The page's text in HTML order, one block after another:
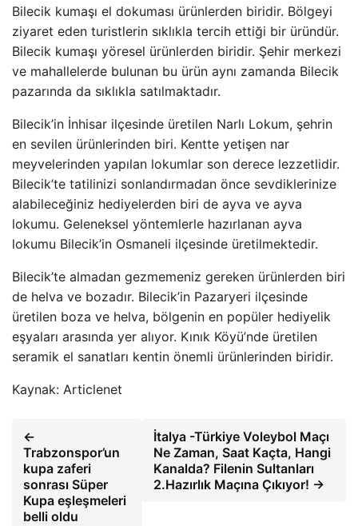
Bilecik kumaşı el dokuması ürünlerden biridir. Bölgeyi
ziyaret eden turistlerin sıklıkla tercih ettiği bir üründür.
Bilecik kumaşı yöresel ürünlerden biridir. Şehir merkezi
ve mahallelerde bulunan bu ürün aynı zamanda Bilecik
pazarında da sıklıkla satılmaktadır.
Bilecik’in İnhisar ilçesinde üretilen Narlı Lokum, şehrin
en sevilen ürünlerinden biri. Kentte yetişen nar
meyvelerinden yapılan lokumlar son derece lezzetlidir.
Bilecik’te tatilinizi sonlandırmadan önce sevdiklerinize
alabileceğiniz hediyelerden biri de ayva ve ayva
lokumu. Geleneksel yöntemlerle hazırlanan ayva
lokumu Bilecik’in Osmaneli ilçesinde üretilmektedir.
Bilecik’te almadan gezmemeniz gereken ürünlerden biri
de helva ve bozadır. Bilecik’in Pazaryeri ilçesinde
üretilen boza ve helva, bölgenin en popüler hediyelik
eşyaları arasında yer alıyor. Kınık Köyü’nde üretilen
seramik el sanatları kentin önemli ürünlerinden biridir.
Kaynak: Articlenet
←
Trabzonspor’un
kupa zaferi
sonrası Süper
Kupa eşleşmeleri
belli oldu
İtalya -Türkiye Voleybol Maçı
Ne Zaman, Saat Kaçta, Hangi
Kanalda? Filenin Sultanları
2.Hazırlık Maçına Çıkıyor! →